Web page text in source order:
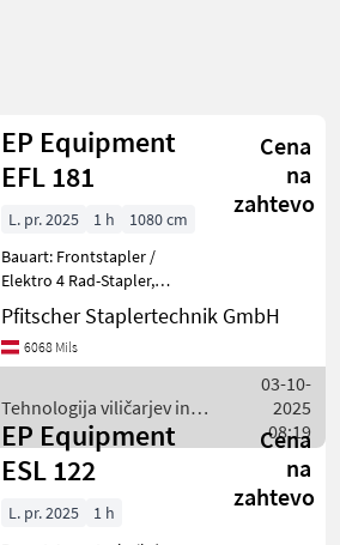
EP Equipment
EFL 181
Cena
na
zahtevo
L. pr. 2025 1 h
1080 cm
Bauart: Frontstapler /
Elektro 4 Rad-Stapler,
Tragkraft: 1800kg, Hubhöhe:
4800mm, Bauhöhe:
2220mm, Freihub: 1122mm,
Anbaugeräte:
Seitenschieber,
Pfitscher Staplertechnik GmbH
6068 Mils
Tehnologija viličarjev in
skladišča / EP Equipment
03-10-
2025
08:19
EP Equipment
ESL 122
Cena
na
zahtevo
L. pr. 2025
1 h